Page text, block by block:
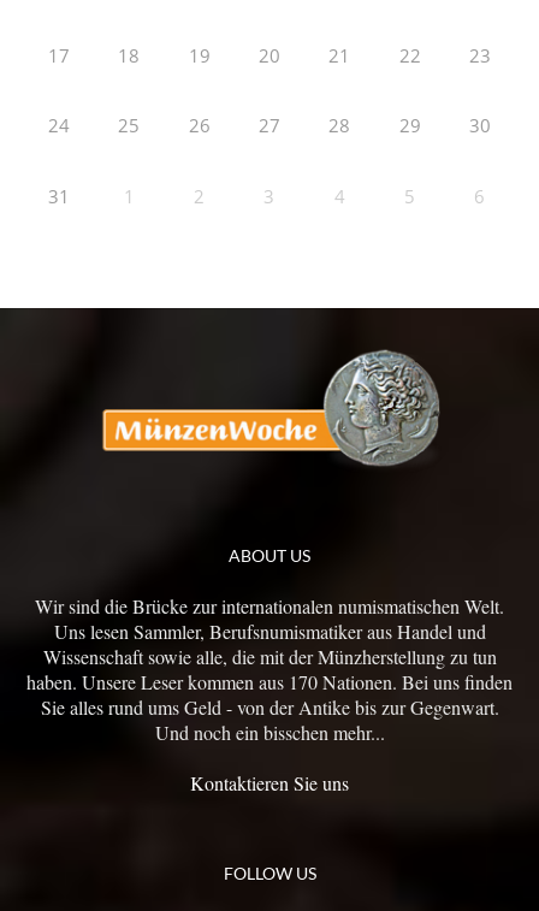
17 18 19 20 21 22 23
24 25 26 27 28 29 30
31 1 2 3 4 5 6
ABOUT US
Wir sind die Brücke zur internationalen numismatischen Welt.
Uns lesen Sammler, Berufsnumismatiker aus Handel und
Wissenschaft sowie alle, die mit der Münzherstellung zu tun
haben. Unsere Leser kommen aus 170 Nationen. Bei uns finden
Sie alles rund ums Geld - von der Antike bis zur Gegenwart.
Und noch ein bisschen mehr...
Kontaktieren Sie uns
FOLLOW US